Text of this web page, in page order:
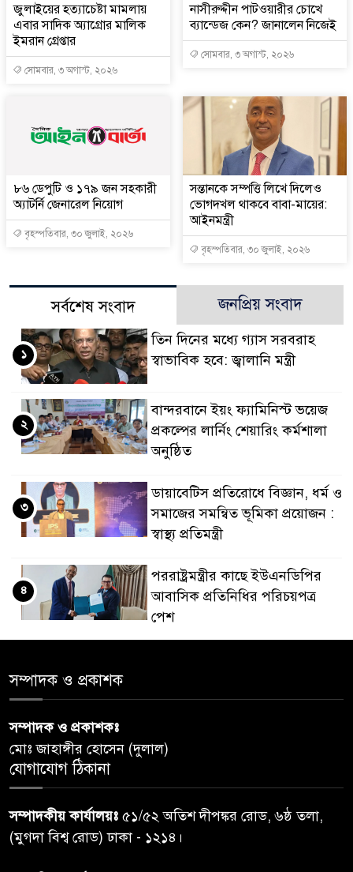
জুলাইয়ের হত্যাচেষ্টা মামলায়
এবার সাদিক অ্যাগ্রোর মালিক
ইমরান গ্রেপ্তার
সোমবার, ৩ অগাস্ট, ২০২৬
নাসীরুদ্দীন পাটওয়ারীর চোখে
ব্যান্ডেজ কেন? জানালেন নিজেই
সোমবার, ৩ অগাস্ট, ২০২৬
৮৬ ডেপুটি ও ১৭৯ জন সহকারী
অ্যাটর্নি জেনারেল নিয়োগ
বৃহস্পতিবার, ৩০ জুলাই, ২০২৬
সন্তানকে সম্পত্তি লিখে দিলেও
ভোগদখল থাকবে বাবা-মায়ের:
আইনমন্ত্রী
বৃহস্পতিবার, ৩০ জুলাই, ২০২৬
সর্বশেষ সংবাদ জনপ্রিয় সংবাদ
তিন দিনের মধ্যে গ্যাস সরবরাহ
স্বাভাবিক হবে: জ্বালানি মন্ত্রী
১
বান্দরবানে ইয়ং ফ্যামিনিস্ট ভয়েজ
প্রকল্পের লার্নিং শেয়ারিং কর্মশালা
অনুষ্ঠিত
২
ডায়াবেটিস প্রতিরোধে বিজ্ঞান, ধর্ম ও
সমাজের সমন্বিত ভূমিকা প্রয়োজন :
স্বাস্থ্য প্রতিমন্ত্রী
৩
পররাষ্ট্রমন্ত্রীর কা‌ছে ইউএনডিপির
আবাসিক প্রতিনিধির পরিচয়পত্র
পেশ
৪
৫
ঝড়বৃষ্টির পূর্বাভাস
৬
অনুশ্রীর, মিলল হারমোনিয়াম
উপহার
৭
সম্পাদক ও প্রকাশক
সম্পাদক ও প্রকাশকঃ
মোঃ জাহাঙ্গীর হোসেন (দুলাল)
যোগাযোগ ঠিকানা
সম্পাদকীয় কার্যালয়ঃ ৫১/৫২ অতিশ দীপঙ্কর রোড, ৬ষ্ঠ তলা,
(মুগদা বিশ্ব রোড) ঢাকা - ১২১৪।